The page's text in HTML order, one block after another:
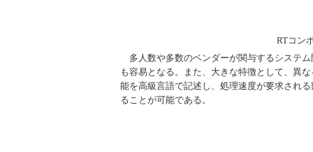
RTコン
多人数や多数のベンダーが関与するシステ
も容易となる。また、大きな特徴として、異
能を高級言語で記述し、処理速度が要求され
ることが可能である。